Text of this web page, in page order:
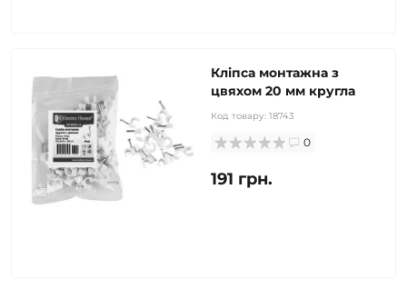
Кліпса монтажна з
цвяхом 20 мм кругла
Код товару: 18743
0
191 грн.